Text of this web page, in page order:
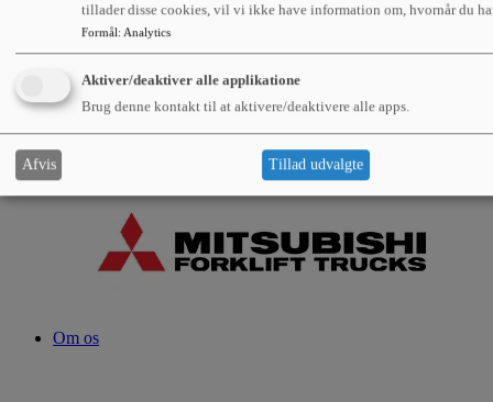
Om os
tillader disse cookies, vil vi ikke have information om, hvornår du
Formål: Analytics
Aktiver/deaktiver alle applikatione
Brug denne kontakt til at aktivere/deaktivere alle apps.
Afvis Tillad udvalgte